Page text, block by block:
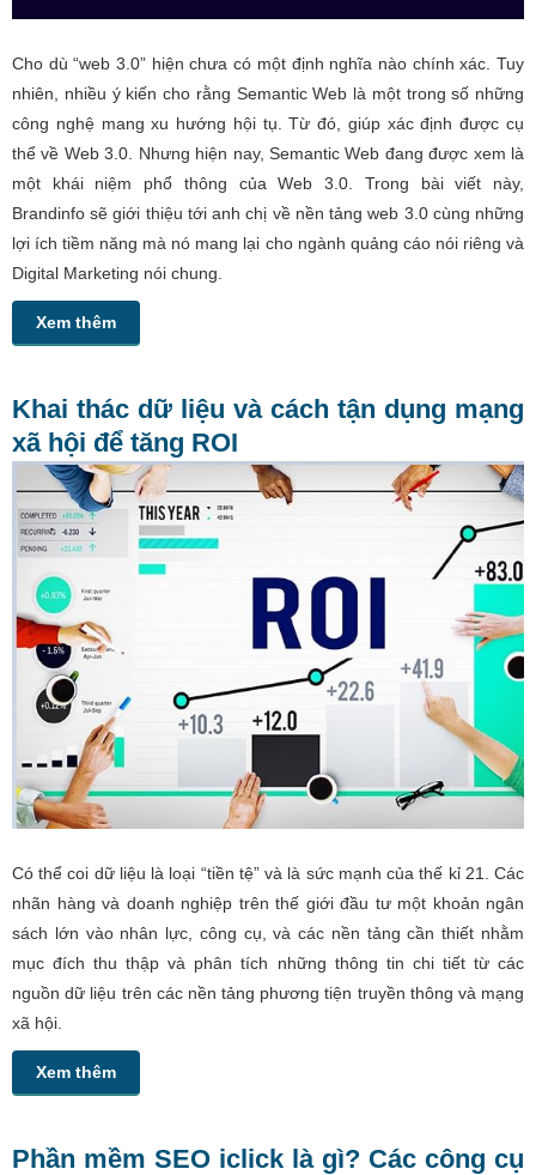
Cho dù “web 3.0” hiện chưa có một định nghĩa nào chính xác. Tuy
nhiên, nhiều ý kiến cho rằng Semantic Web là một trong số những
công nghệ mang xu hướng hội tụ. Từ đó, giúp xác định được cụ
thể về Web 3.0. Nhưng hiện nay, Semantic Web đang được xem là
một khái niệm phổ thông của Web 3.0. Trong bài viết này,
Brandinfo sẽ giới thiệu tới anh chị về nền tảng web 3.0 cùng những
lợi ích tiềm năng mà nó mang lại cho ngành quảng cáo nói riêng và
Digital Marketing nói chung.
Xem thêm
Khai thác dữ liệu và cách tận dụng mạng
xã hội để tăng ROI
Có thể coi dữ liệu là loại “tiền tệ” và là sức mạnh của thế kỉ 21. Các
nhãn hàng và doanh nghiệp trên thế giới đầu tư một khoản ngân
sách lớn vào nhân lực, công cụ, và các nền tảng cần thiết nhằm
mục đích thu thập và phân tích những thông tin chi tiết từ các
nguồn dữ liệu trên các nền tảng phương tiện truyền thông và mạng
xã hội.
Xem thêm
Phần mềm SEO iclick là gì? Các công cụ